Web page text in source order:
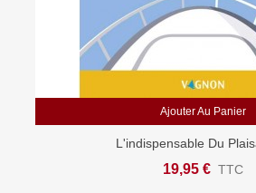
Ajouter Au Panier
L'indispensable Du
19,95 € TTC